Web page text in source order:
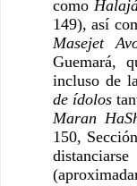
como
149), así
Masejet
Guemará,
incluso de
de ídolos
Maran
150,